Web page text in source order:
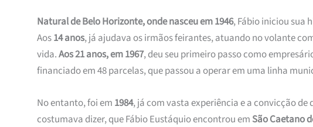
Natural de Belo Horizonte, onde nasceu em 1946, Fábio iniciou sua
Aos14 anos, já ajudava os irmãos feirantes, atuando no volante
vida.Aos 21 anos, em 1967, deu seu primeiro passo como
financiado em 48 parcelas, que passou a operar em uma linha
No entanto, foi em 1984, já com vasta experiência e a convicção de
costumava dizer, que Fábio Eustáquio encontrou em São Caetano